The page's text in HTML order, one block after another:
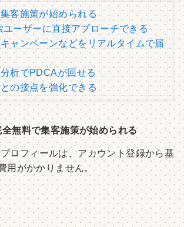
客施策が始められる
ーザーに直接アプローチできる
ャンペーンなどをリアルタイムで届
析でPDCAが回せる
の接点を強化できる
無料で集客施策が始められる
ロフィールは、アカウント登録から基
用がかかりません。